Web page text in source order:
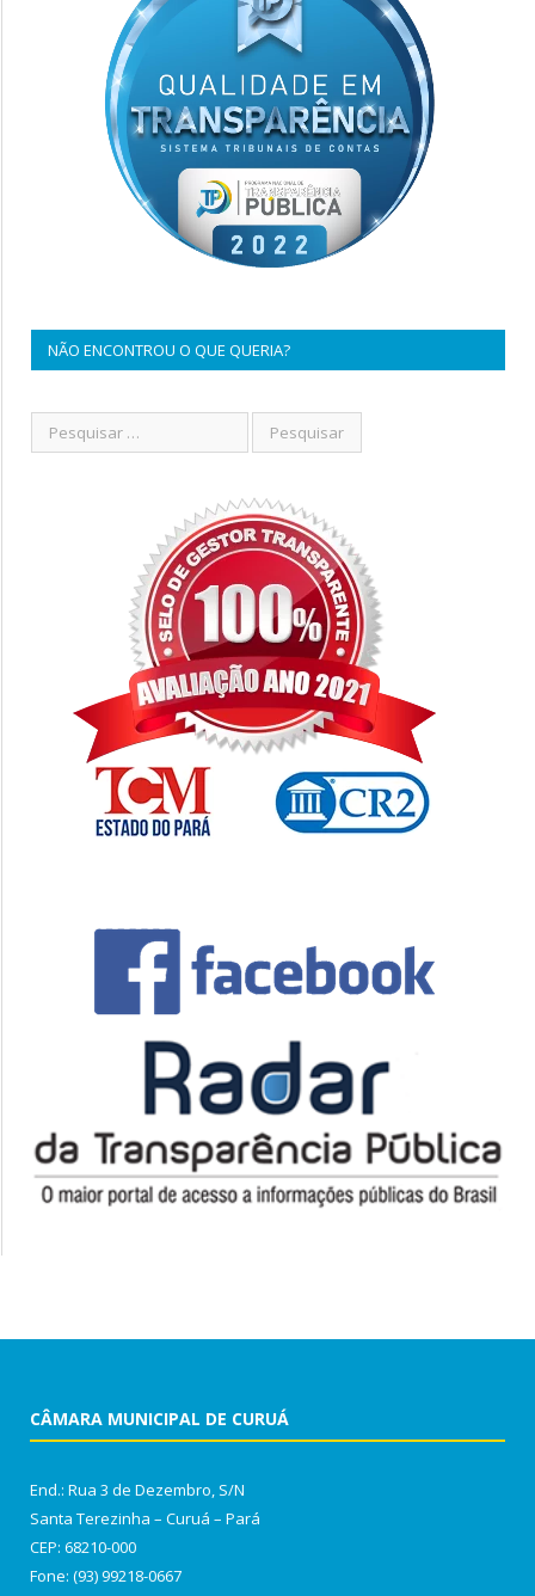
NÃO ENCONTROU O QUE QUERIA?
CÂMARA MUNICIPAL DE CURUÁ
End.: Rua 3 de Dezembro, S/N
Santa Terezinha – Curuá – Pará
CEP: 68210-000
Fone: (93) 99218-0667